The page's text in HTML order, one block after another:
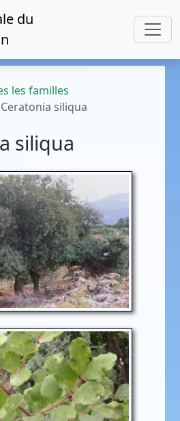
du
les familles
Ceratonia siliqua
siliqua